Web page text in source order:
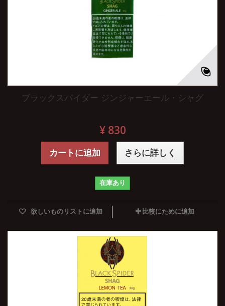
ブラックスパイダー ジンジャーエール・シャグ
¥ 830
カートに追加 さらに詳しく
在庫あり
欲しいものリストに追加 比較にために追加